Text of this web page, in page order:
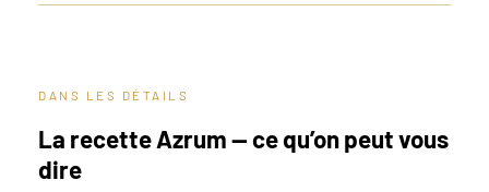
DANS LES DÉTAILS
La recette Azrum — ce qu’on peut vous
dire